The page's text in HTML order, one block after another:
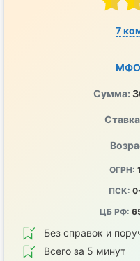
7
МФО
Сумма:
ОГРН:
ПСК:
ЦБ РФ:
Без справок и
Всего за 5 минут